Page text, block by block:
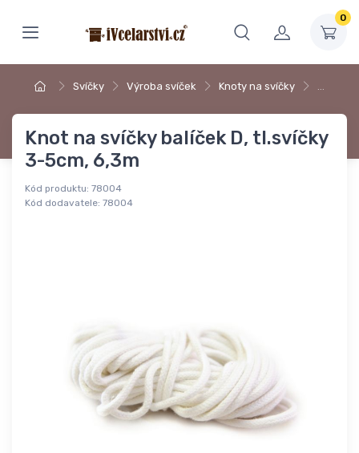
0
Svíčky Výroba svíček Knoty na svíčky …
Knot na svíčky balíček D, tl.svíčky
3-5cm, 6,3m
Kód produktu: 78004
Kód dodavatele: 78004